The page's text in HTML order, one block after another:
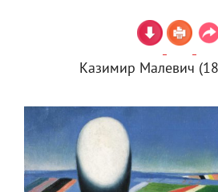
Казимир Малевич